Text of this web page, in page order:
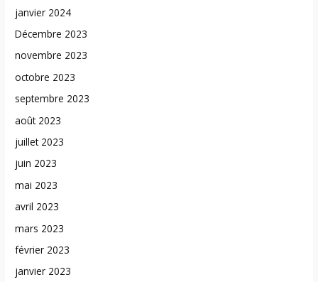
janvier 2024
Décembre 2023
novembre 2023
octobre 2023
septembre 2023
août 2023
juillet 2023
juin 2023
mai 2023
avril 2023
mars 2023
février 2023
janvier 2023